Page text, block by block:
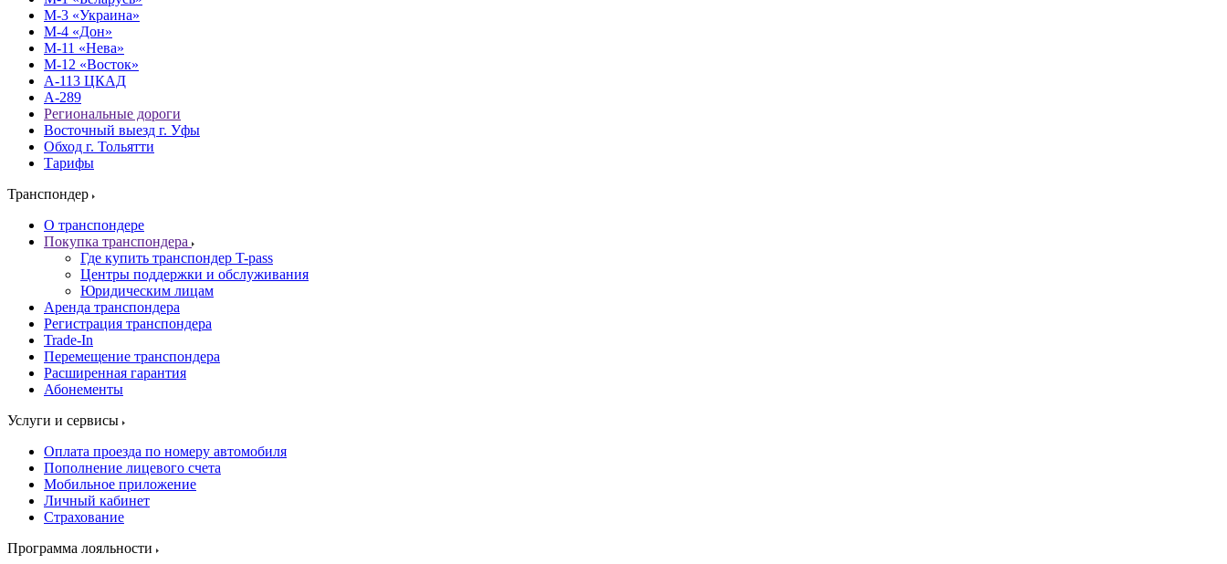
М-3 «Украина»
М-4 «Дон»
М-11 «Нева»
М-12 «Восток»
А-113 ЦКАД
А-289
Региональные дороги
Восточный выезд г. Уфы
Обход г. Тольятти
Тарифы
Транспондер
О транспондере
Покупка транспондера
Где купить транспондер T-pass
Центры поддержки и обслуживания
Юридическим лицам
Аренда транспондера
Регистрация транспондера
Trade-In
Перемещение транспондера
Расширенная гарантия
Абонементы
Услуги и сервисы
Оплата проезда по номеру автомобиля
Пополнение лицевого счета
Мобильное приложение
Личный кабинет
Страхование
Программа лояльности